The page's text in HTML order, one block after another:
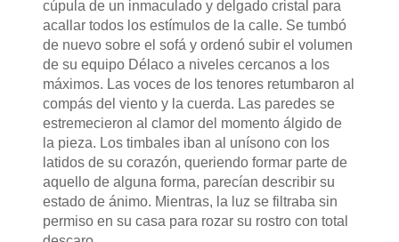
cúpula de un inmaculado y delgado cristal para
acallar todos los estímulos de la calle. Se tumbó
de nuevo sobre el sofá y ordenó subir el volumen
de su equipo Délaco a niveles cercanos a los
máximos. Las voces de los tenores retumbaron al
compás del viento y la cuerda. Las paredes se
estremecieron al clamor del momento álgido de
la pieza. Los timbales iban al unísono con los
latidos de su corazón, queriendo formar parte de
aquello de alguna forma, parecían describir su
estado de ánimo. Mientras, la luz se filtraba sin
permiso en su casa para rozar su rostro con total